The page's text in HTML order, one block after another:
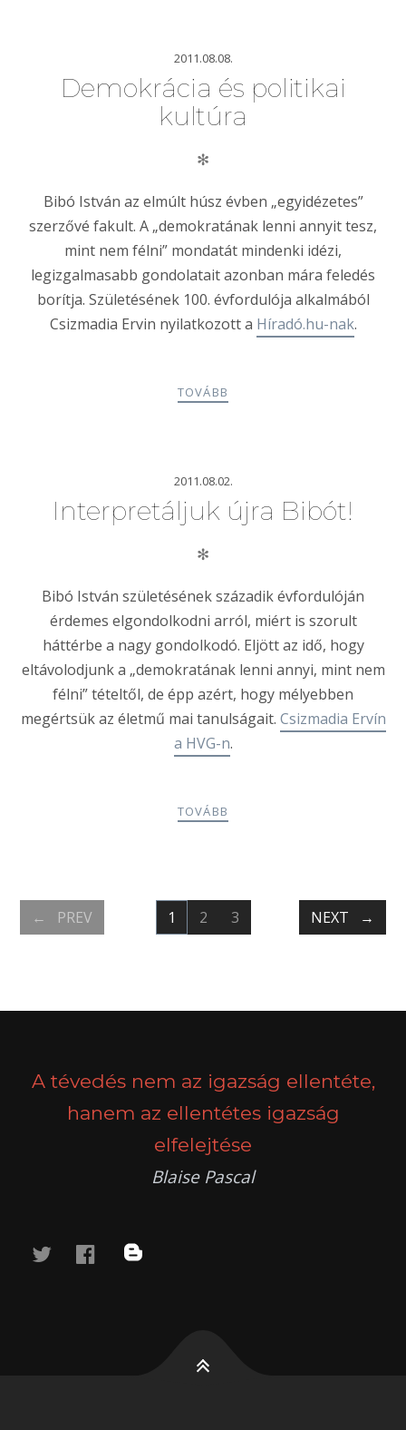
2011.08.08.
Demokrácia és politikai
kultúra
✻
Bibó István az elmúlt húsz évben „egyidézetes”
szerzővé fakult. A „demokratának lenni annyit tesz,
mint nem félni” mondatát mindenki idézi,
legizgalmasabb gondolatait azonban mára feledés
borítja. Születésének 100. évfordulója alkalmából
Csizmadia Ervin nyilatkozott a Híradó.hu-nak.
TOVÁBB
2011.08.02.
Interpretáljuk újra Bibót!
✻
Bibó István születésének századik évfordulóján
érdemes elgondolkodni arról, miért is szorult
háttérbe a nagy gondolkodó. Eljött az idő, hogy
eltávolodjunk a „demokratának lenni annyi, mint nem
félni” tételtől, de épp azért, hogy mélyebben
megértsük az életmű mai tanulságait. Csizmadia Ervín
a HVG-n.
TOVÁBB
POSTS
NAVIGATION
PREV PAGE
1 PAGE
2 3 NEXT
A tévedés nem az igazság ellentéte,
hanem az ellentétes igazság
elfelejtése
Blaise Pascal
twitterfacebook
blog